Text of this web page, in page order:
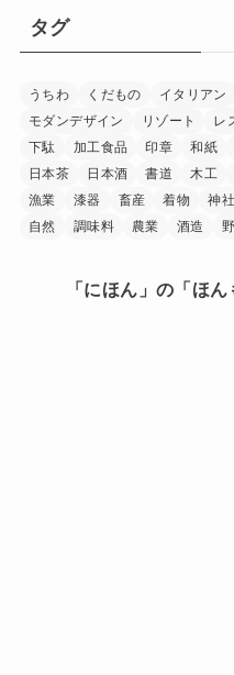
タグ
うちわ くだもの イタリアン
モダンデザイン
リゾート レ
下駄
加工食品 印章 和紙
日本茶
日本酒 書道 木工
漁業
漆器 畜産 着物 神社
自然
調味料 農業 酒造
「にほん」の「ほ